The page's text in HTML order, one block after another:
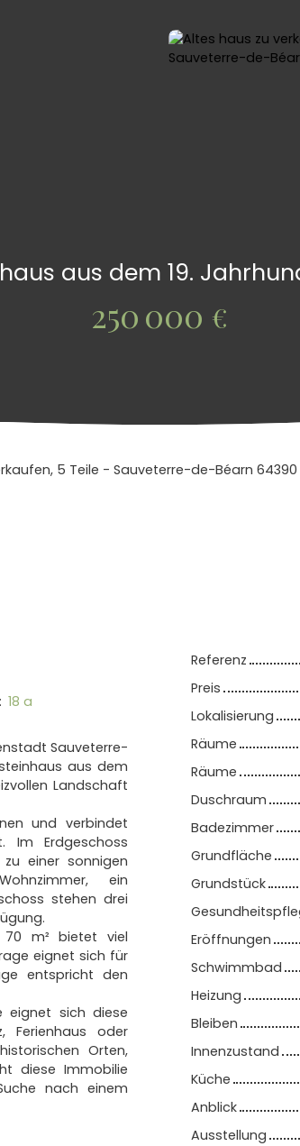
aus dem 19.
250 000 €
5 Teile - Sauveterre-de-Béarn 64390
: 18 a
Sauveterre-
aus dem
Landschaft
und verbindet
Im Erdgeschoss
einer sonnigen
ein
stehen drei
70 m² bietet viel
eignet sich für
entspricht den
eignet sich diese
Ferienhaus oder
Orten,
diese Immobilie
nach einem
Referenz
Preis
Lokalisierung
Räume
Räume
Duschraum
Badezimmer
Grundfläche
Grundstück
Eröffnungen
Schwimmbad
Heizung
Bleiben
Innenzustand
Küche
Anblick
Ausstellung